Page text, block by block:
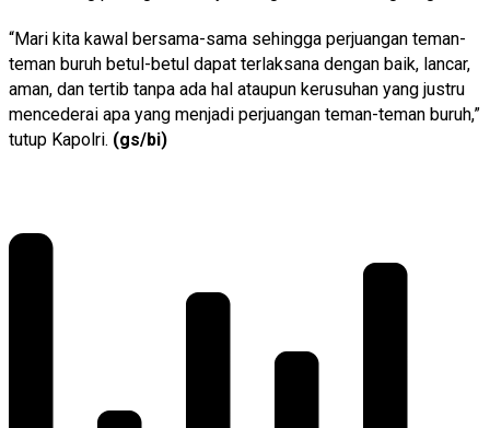
“Mari kita kawal bersama-sama sehingga perjuangan teman-
teman buruh betul-betul dapat terlaksana dengan baik, lancar,
aman, dan tertib tanpa ada hal ataupun kerusuhan yang justru
mencederai apa yang menjadi perjuangan teman-teman buruh,”
tutup Kapolri. (gs/bi)